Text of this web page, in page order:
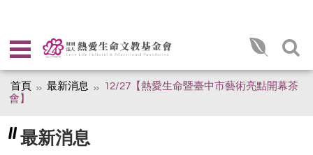
首頁 最新消息
12/27【熱愛生命暨臺中市藝術亮點開幕茶
會】
最新消息